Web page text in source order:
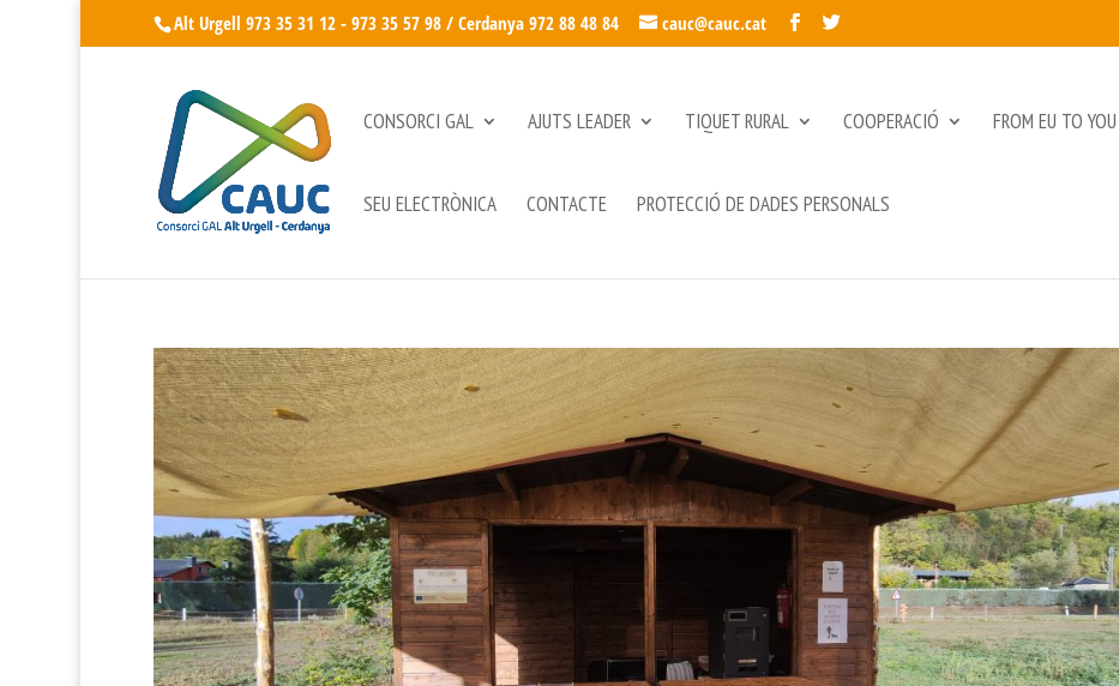
Alt Urgell 973 35 31 12 - 973 35 57 98 / Cerdanya 972 88 48 84 cauc@cauc.cat
CONSORCI GAL AJUTS LEADER TIQUET RURAL COOPERACIÓ FROM EU TO YOU
SEU ELECTRÒNICA CONTACTE PROTECCIÓ DE DADES PERSONALS